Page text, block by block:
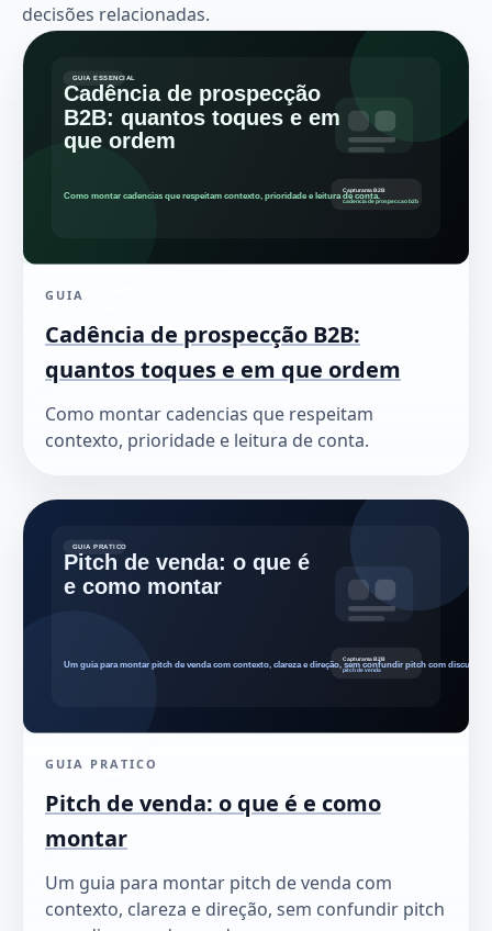
decisões relacionadas.
GUIA
Cadência de prospecção B2B:
quantos toques e em que ordem
Como montar cadencias que respeitam
contexto, prioridade e leitura de conta.
GUIA PRATICO
Pitch de venda: o que é e como
montar
Um guia para montar pitch de venda com
contexto, clareza e direção, sem confundir pitch